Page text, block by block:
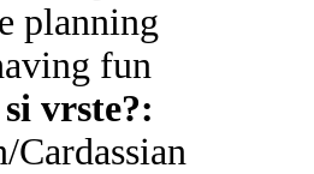
planning
fun
vrste?:
Cardassian